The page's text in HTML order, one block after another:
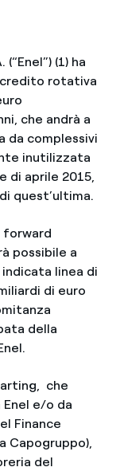
(“Enel”) (1) ha
rotativa
che andrà a
da complessivi
inutilizzata
di aprile 2015,
quest’ultima.
forward
possibile a
linea di
di euro
della
che
e/o da
Finance
Capogruppo),
del